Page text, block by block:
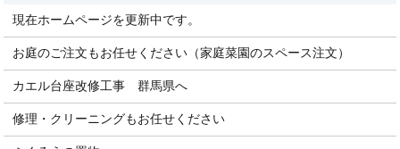
現在ホームページを更新中です。
お庭のご注文もお任せください（家庭菜園のスペース注文）
カエル台座改修工事 群馬県へ
修理・クリーニングもお任せください